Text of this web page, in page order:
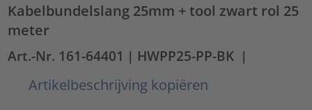
Kabelbundelslang 25mm + tool zwart rol 25
meter
Art.-Nr. 161-64401 | HWPP25-PP-BK |
Artikelbeschrijving kopiëren